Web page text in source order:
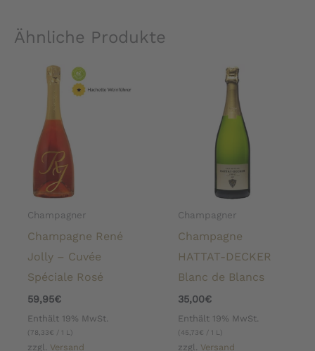
Ähnliche Produkte
Champagner
Champagne René
Jolly – Cuvée
Spéciale Rosé
59,95€
Enthält 19% MwSt.
( 78,33€ / 1 L)
zzgl. Versand
Champagner
Champagne
HATTAT-DECKER
Blanc de Blancs
35,00€
Enthält 19% MwSt.
(45,73€ / 1 L)
zzgl. Versand